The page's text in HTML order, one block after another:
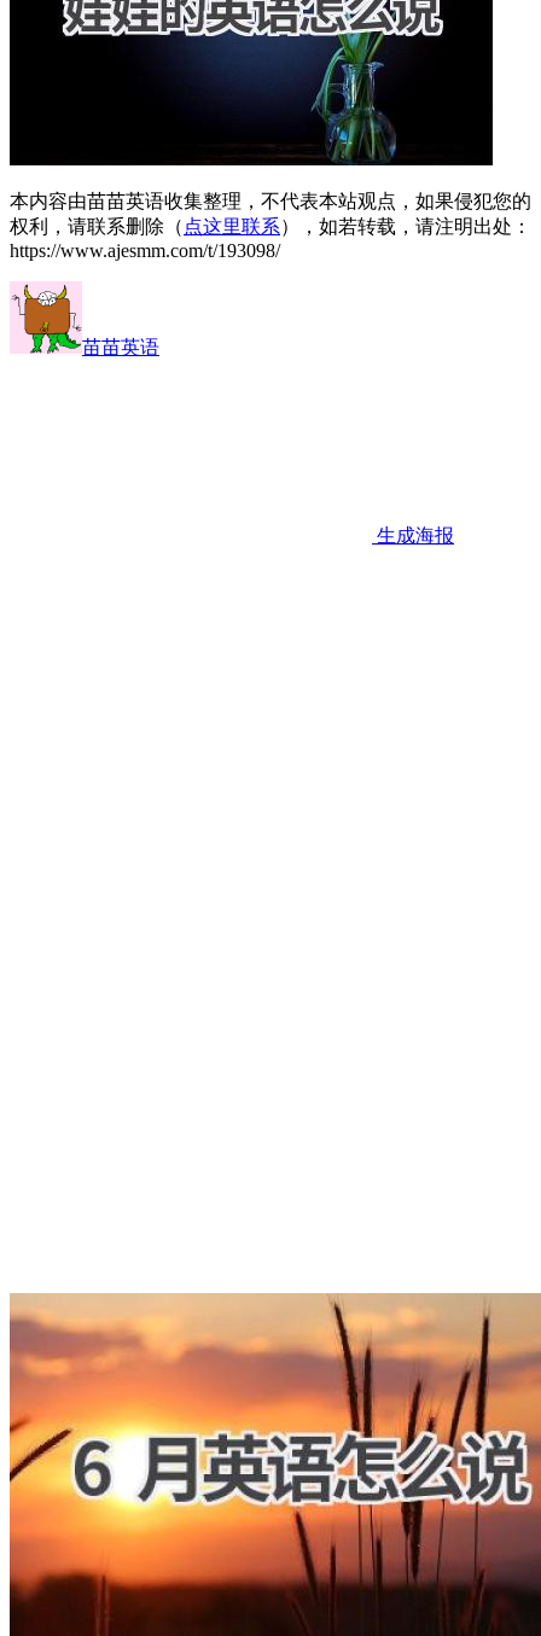
本内容由苗苗英语收集整理，不代表本站观点，如果侵犯您的
权利，请联系删除（ 点这里联系），如若转载，请注明出处：
https://www.ajesmm.com/t/193098/
苗苗英语
生成海报